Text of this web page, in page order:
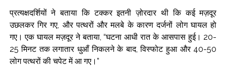
प्रत्यक्षदर्शियों ने बताया कि टक्कर इतनी ज़ोरदार थी कि कई मज़दूर
उछलकर गिर गए, और पत्थरों और मलबे के कारण दर्जनों लोग घायल हो
गए। एक घायल मज़दूर ने बताया, “घटना आधी रात के आसपास हुई। 20-
25 मिनट तक लगातार धुआँ निकलने के बाद, विस्फोट हुआ और 40-50
लोग पत्थरों की चपेट में आ गए।”